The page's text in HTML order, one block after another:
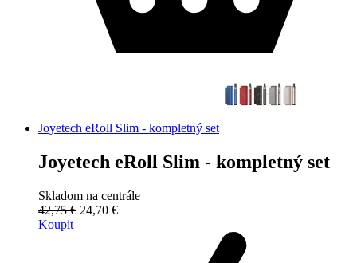
Joyetech eRoll Slim - kompletný set
Joyetech eRoll Slim - kompletný set
Skladom na centrále
42,75 € 24,70 €
Koupit